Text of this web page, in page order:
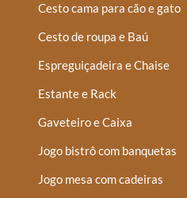
Cesto cama para cão e gato
Cesto de roupa e Baú
Espreguiçadeira e Chaise
Estante e Rack
Gaveteiro e Caixa
Jogo bistrô com banquetas
Jogo mesa com cadeiras